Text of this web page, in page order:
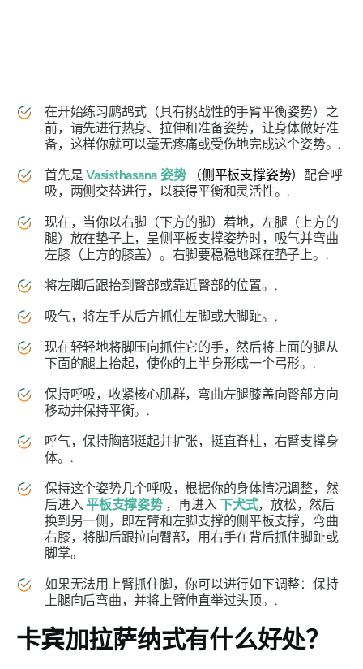
在开始练习鹧鸪式（具有挑战性的手臂平衡姿势）之
前，请先进行热身、拉伸和准备姿势，让身体做好准
备，这样你就可以毫无疼痛或受伤地完成这个姿势。.
首先是Vasisthasana 姿势（侧平板支撑姿势） 配合呼
吸，两侧交替进行，以获得平衡和灵活性。.
现在，当你以右脚（下方的脚）着地，左腿（上方的
腿）放在垫子上，呈侧平板支撑姿势时，吸气并弯曲
左膝（上方的膝盖）。右脚要稳稳地踩在垫子上。.
将左脚后跟抬到臀部或靠近臀部的位置。.
吸气，将左手从后方抓住左脚或大脚趾。.
现在轻轻地将脚压向抓住它的手，然后将上面的腿从
下面的腿上抬起，使你的上半身形成一个弓形。.
保持呼吸，收紧核心肌群，弯曲左腿膝盖向臀部方向
移动并保持平衡。.
呼气，保持胸部挺起并扩张，挺直脊柱，右臂支撑身
体。.
保持这个姿势几个呼吸，根据你的身体情况调整，然
后进入平板支撑姿势，再进入 下犬式，放松，然后
换到另一侧，即左臂和左脚支撑的侧平板支撑，弯曲
右膝，将脚后跟拉向臀部，用右手在背后抓住脚趾或
脚掌。
如果无法用上臂抓住脚，你可以进行如下调整：保持
上腿向后弯曲，并将上臂伸直举过头顶。.
卡宾加拉萨纳式有什么好处？